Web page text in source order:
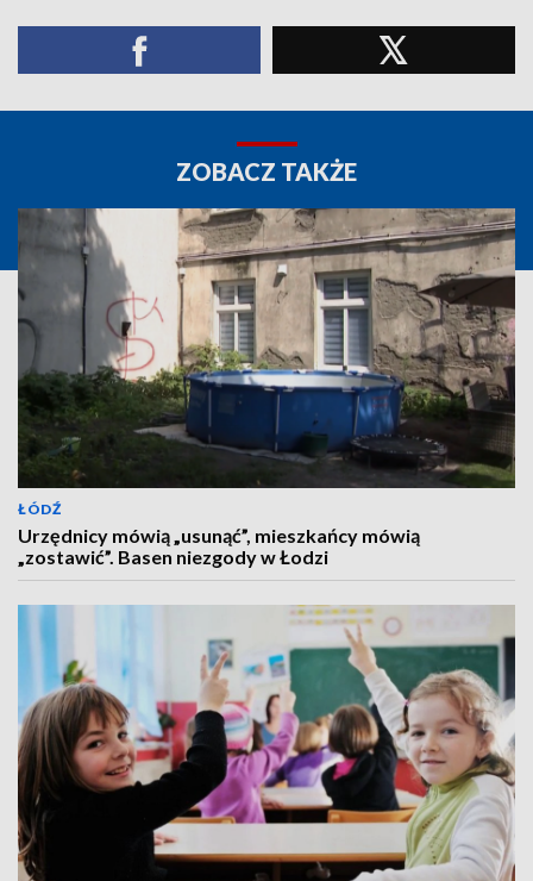
ZOBACZ TAKŻE
ŁÓDŹ
Urzędnicy mówią „usunąć”, mieszkańcy mówią
„zostawić”. Basen niezgody w Łodzi